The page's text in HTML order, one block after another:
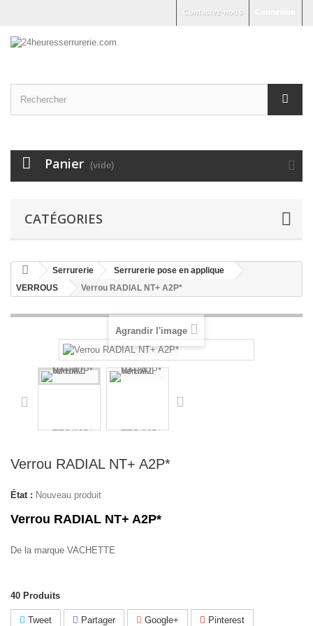
Contactez-nous
Panier (vide)
CATÉGORIES
Serrurerie
Serrurerie pose en applique
VERROUS
Verrou RADIAL NT+ A2P*
Agrandir l'image
Verrou RADIAL NT+ A2P*
État : Nouveau produit
Verrou RADIAL NT+ A2P*
De la marque VACHETTE
40 Produits
Tweet Partager Google+ Pinterest